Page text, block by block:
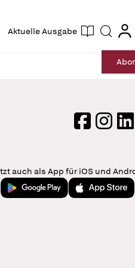
Aktuelle Ausgabe Suche
login
Abo
FacebookInstagram
auch als App für iOS und
Jetzt bei Google PlayLaden im App